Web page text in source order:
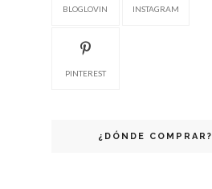
BLOGLOVIN INSTAGRAM
PINTEREST
¿DÓNDE COMPRAR?